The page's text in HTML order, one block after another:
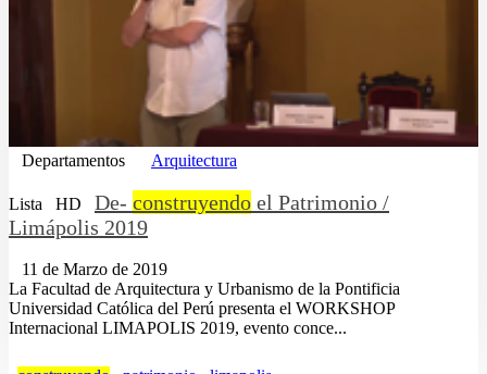
Departamentos Arquitectura
Lista HD De- construyendo el Patrimonio /
Limápolis 2019
11 de Marzo de 2019
La Facultad de Arquitectura y Urbanismo de la Pontificia
Universidad Católica del Perú presenta el WORKSHOP
Internacional LIMAPOLIS 2019, evento conce...